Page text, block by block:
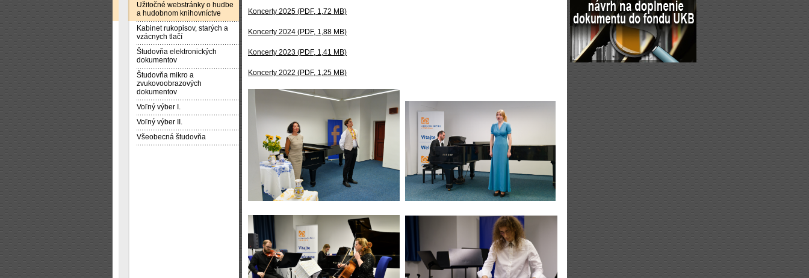
Koncerty 2025 (PDF, 1,72 MB)
Koncerty 2024 (PDF, 1,88 MB)
Koncerty 2023 (PDF, 1,41 MB)
Koncerty 2022 (PDF, 1,25 MB)
Užitočné webstránky o hudbe
a hudobnom knihovníctve
Kabinet rukopisov, starých a
vzácnych tlačí
Študovňa elektronických
dokumentov
Študovňa mikro a
zvukovoobrazových
dokumentov
Voľný výber I.
Voľný výber II.
Všeobecná študovňa